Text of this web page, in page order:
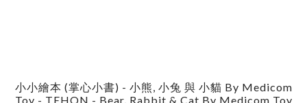
小小繪本 (掌心小書) - 小熊, 小兔 與 小貓 By Medicom
Toy - TEHON - Bear, Rabbit & Cat By Medicom Toy